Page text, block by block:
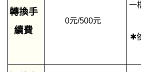
轉換手
續費
0元/500元
一
✱